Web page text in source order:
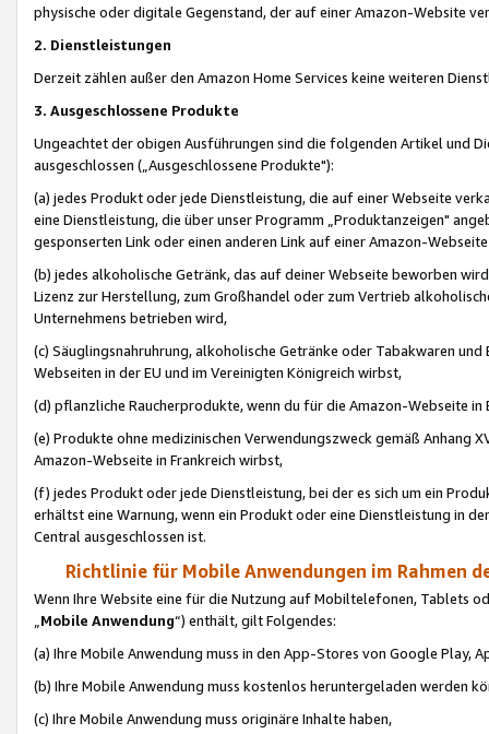
physische oder digitale Gegenstand, der auf einer Amazon-Website
2. Dienstleistungen
Derzeit zählen außer den Amazon Home Services keine weiteren
3. Ausgeschlossene Produkte
Ungeachtet der obigen Ausführungen sind die folgenden Artikel und
ausgeschlossen („Ausgeschlossene Produkte"):
(a) jedes Produkt oder jede Dienstleistung, die auf einer Webseite
eine Dienstleistung, die über unser Programm „Produktanzeigen"
gesponserten Link oder einen anderen Link auf einer Amazon-
(b) jedes alkoholische Getränk, das auf deiner Webseite beworben
Lizenz zur Herstellung, zum Großhandel oder zum Vertrieb
Unternehmens betrieben wird,
(c) Säuglingsnahruhrung, alkoholische Getränke oder Tabakwaren
Webseiten in der EU und im Vereinigten Königreich wirbst,
(d) pflanzliche Raucherprodukte, wenn du für die Amazon-Webseite in
(e) Produkte ohne medizinischen Verwendungszweck gemäß Anhang
Amazon-Webseite in Frankreich wirbst,
(f) jedes Produkt oder jede Dienstleistung, bei der es sich um ein
erhältst eine Warnung, wenn ein Produkt oder eine Dienstleistung in
Central ausgeschlossen ist.
Richtlinie für Mobile Anwendungen im Rahmen
Wenn Ihre Website eine für die Nutzung auf Mobiltelefonen, Tablets
„Mobile Anwendung“) enthält, gilt Folgendes:
(a) Ihre Mobile Anwendung muss in den App-Stores von Google Play,
(b) Ihre Mobile Anwendung muss kostenlos heruntergeladen werden
(c) Ihre Mobile Anwendung muss originäre Inhalte haben,